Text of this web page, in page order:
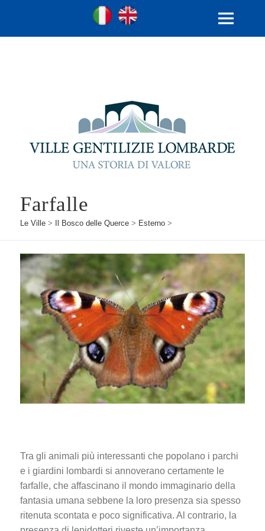
Ville Gentilizie Lombarde
Ita
MENU
Farfalle
Le Ville > Il Bosco delle Querce > Esterno >
Tra gli animali più interessanti che popolano i parchi
e i giardini lombardi si annoverano certamente le
farfalle, che affascinano il mondo immaginario della
fantasia umana sebbene la loro presenza sia spesso
ritenuta scontata e poco significativa. Al contrario, la